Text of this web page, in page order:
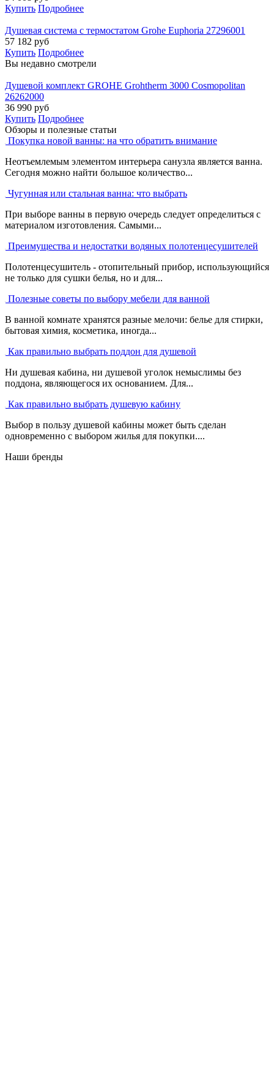
Купить Подробнее
Душевая система с термостатом Grohe Euphoria 27296001
57 182 руб
Купить Подробнее
Вы недавно смотрели
Душевой комплект GROHE Grohtherm 3000 Cosmopolitan
26262000
36 990 руб
Купить Подробнее
Обзоры и полезные статьи
Покупка новой ванны: на что обратить внимание
Неотъемлемым элементом интерьера санузла является ванна.
Сегодня можно найти большое количество...
Чугунная или стальная ванна: что выбрать
При выборе ванны в первую очередь следует определиться с
материалом изготовления. Самыми...
Преимущества и недостатки водяных полотенцесушителей
Полотенцесушитель - отопительный прибор, использующийся
не только для сушки белья, но и для...
Полезные советы по выбору мебели для ванной
В ванной комнате хранятся разные мелочи: белье для стирки,
бытовая химия, косметика, иногда...
Как правильно выбрать поддон для душевой
Ни душевая кабина, ни душевой уголок немыслимы без
поддона, являющегося их основанием. Для...
Как правильно выбрать душевую кабину
Выбор в пользу душевой кабины может быть сделан
одновременно с выбором жилья для покупки....
Наши бренды